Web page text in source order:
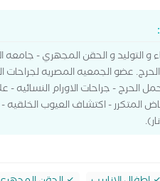
التوليد و الحقن المجهري - جامعه
عضو الجمعيه المصريه لجراحات
الحرج - جراحات الاورام النسائيه
المتكرر - اكتشاف العيوب الخلقيه